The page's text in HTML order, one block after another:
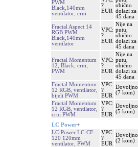
PWM
Black,140mm
ventilator, crni
?
EUR
obično
dolazi za
45 dana
Fractal Aspect 14
RGB PWM
Black,140mm
ventilator
VPC:
?
EUR
Nije na
putu,
obično
dolazi za
45 dana
Fractal Momentum
12, Black, crni,
PWM
VPC:
?
EUR
Nije na
putu,
obično
dolazi za
45 dana
Fractal Momentum
12 RGB, ventilator,
bijeli PWM
VPC:
?
EUR
Dovoljno
(7 kom)
Fractal Momentum
12 RGB, ventilator,
crni PWM
VPC:
?
EUR
Dovoljno
(5 kom)
LC Power+
LC-Power LC-CF-
120 120mm
ventilator, PWM
VPC:
?
EUR
Dovoljno
(2 kom)